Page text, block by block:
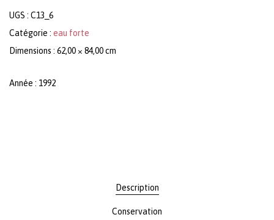
UGS : C13_6
Catégorie : eau forte
Dimensions : 62,00 × 84,00 cm
Année : 1992
Description
Conservation